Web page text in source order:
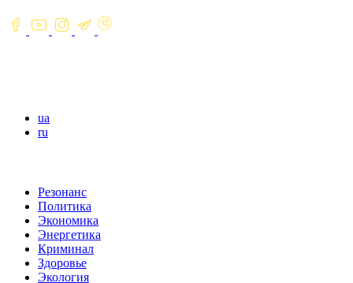
ua
ru
Резонанс
Политика
Экономика
Энергетика
Криминал
Здоровье
Экология